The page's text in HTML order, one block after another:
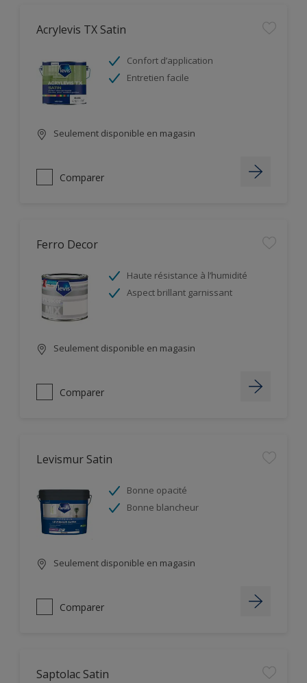
Acrylevis TX Satin
Confort d’application
Entretien facile
Seulement disponible en magasin
Comparer
Ferro Decor
Haute résistance à l’humidité
Aspect brillant garnissant
Seulement disponible en magasin
Comparer
Levismur Satin
Bonne opacité
Bonne blancheur
Seulement disponible en magasin
Comparer
Saptolac Satin